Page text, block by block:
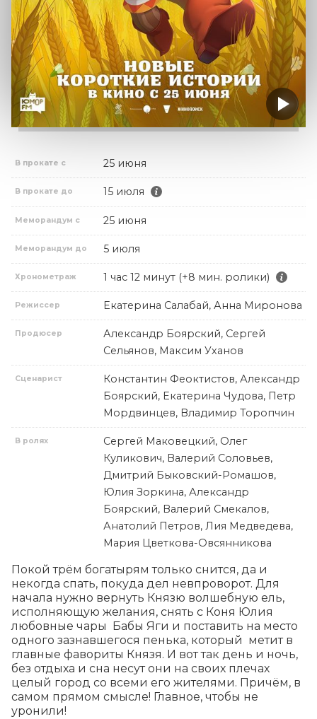
В прокате с 25 июня
В прокате до 15 июля
Меморандум с 25 июня
Меморандум до 5 июля
Хронометраж 1 час 12 минут (+8 мин. ролики)
Режиссер Екатерина Салабай, Анна Миронова
Продюсер
Александр Боярский, Сергей
Сельянов, Максим Уханов
Сценарист
Константин Феоктистов, Александр
Боярский, Екатерина Чудова, Петр
Мордвинцев, Владимир Торопчин
В ролях
Сергей Маковецкий, Олег
Куликович, Валерий Соловьев,
Дмитрий Быковский-Ромашов,
Юлия Зоркина, Александр
Боярский, Валерий Смекалов,
Анатолий Петров, Лия Медведева,
Мария Цветкова-Овсянникова
Покой трём богатырям только снится, да и
некогда спать, покуда дел невпроворот. Для
начала нужно вернуть Князю волшебную ель,
исполняющую желания, снять с Коня Юлия
любовные чары  Бабы Яги и поставить на место
одного зазнавшегося пенька, который  метит в
главные фавориты Князя. И вот так день и ночь,
без отдыха и сна несут они на своих плечах
целый город со всеми его жителями. Причём, в
самом прямом смысле! Главное, чтобы не
уронили!